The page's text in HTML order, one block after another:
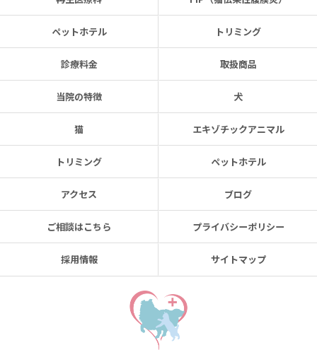
ペットホテル トリミング
診療料金 取扱商品
当院の特徴 犬
猫 エキゾチックアニマル
トリミング ペットホテル
アクセス ブログ
ご相談はこちら プライバシーポリシー
採用情報 サイトマップ